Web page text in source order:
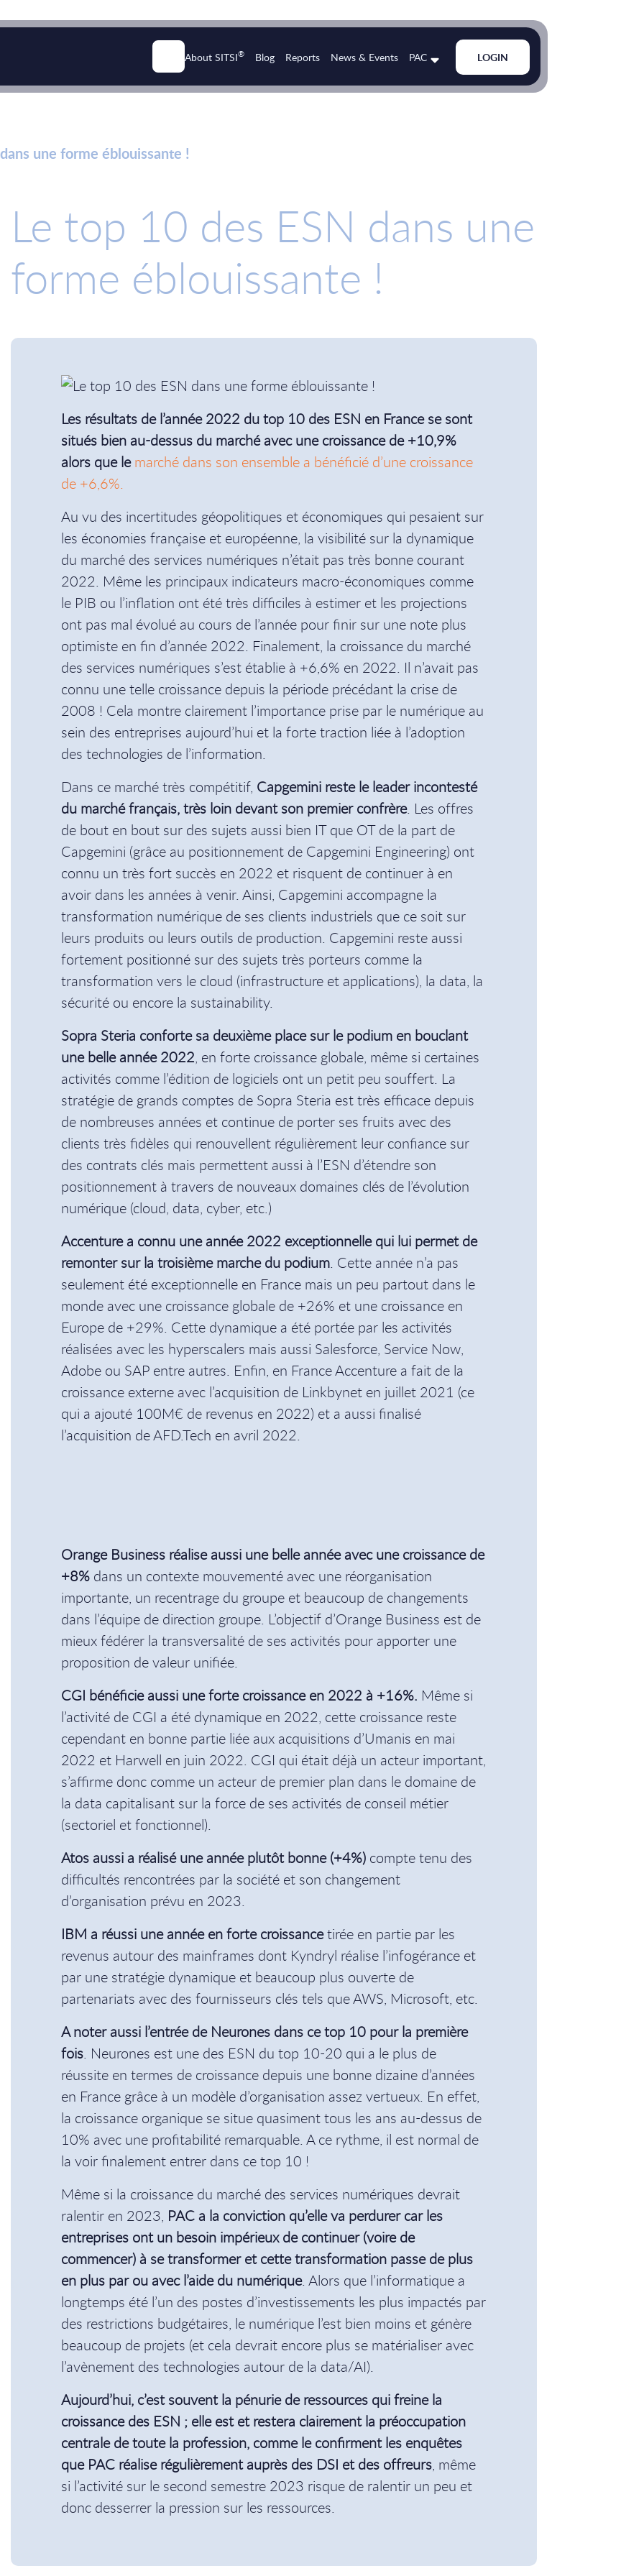
About SITSI® Blog Reports News & Events PAC LOGIN
une forme éblouissante !
Le top 10 des ESN dans une
forme éblouissante !
Les résultats de l’année 2022 du top 10 des ESN en France se sont
situés bien au-dessus du marché avec une croissance de +10,9%
alors que lemarché dans son ensemble a bénéficié d’une croissance
de +6,6%.
Au vu des incertitudes géopolitiques et économiques qui pesaient sur
les économies française et européenne, la visibilité sur la dynamique
du marché des services numériques n’était pas très bonne courant
2022. Même les principaux indicateurs macro-économiques comme
le PIB ou l’inflation ont été très difficiles à estimer et les projections
ont pas mal évolué au cours de l’année pour finir sur une note plus
optimiste en fin d’année 2022. Finalement, la croissance du marché
des services numériques s’est établie à +6,6% en 2022. Il n’avait pas
connu une telle croissance depuis la période précédant la crise de
2008 ! Cela montre clairement l’importance prise par le numérique au
sein des entreprises aujourd’hui et la forte traction liée à l’adoption
des technologies de l’information.
Dans ce marché très compétitif, Capgemini reste le leader incontesté
du marché français, très loin devant son premier confrère. Les offres
de bout en bout sur des sujets aussi bien IT que OT de la part de
Capgemini (grâce au positionnement de Capgemini Engineering) ont
connu un très fort succès en 2022 et risquent de continuer à en
avoir dans les années à venir. Ainsi, Capgemini accompagne la
transformation numérique de ses clients industriels que ce soit sur
leurs produits ou leurs outils de production. Capgemini reste aussi
fortement positionné sur des sujets très porteurs comme la
transformation vers le cloud (infrastructure et applications), la data, la
sécurité ou encore la sustainability.
Sopra Steria conforte sa deuxième place sur le podium en bouclant
une belle année 2022, en forte croissance globale, même si certaines
activités comme l’édition de logiciels ont un petit peu souffert. La
stratégie de grands comptes de Sopra Steria est très efficace depuis
de nombreuses années et continue de porter ses fruits avec des
clients très fidèles qui renouvellent régulièrement leur confiance sur
des contrats clés mais permettent aussi à l’ESN d’étendre son
positionnement à travers de nouveaux domaines clés de l’évolution
numérique (cloud, data, cyber, etc.)
Accenture a connu une année 2022 exceptionnelle qui lui permet de
remonter sur la troisième marche du podium. Cette année n’a pas
seulement été exceptionnelle en France mais un peu partout dans le
monde avec une croissance globale de +26% et une croissance en
Europe de +29%. Cette dynamique a été portée par les activités
réalisées avec les hyperscalers mais aussi Salesforce, Service Now,
Adobe ou SAP entre autres. Enfin, en France Accenture a fait de la
croissance externe avec l’acquisition de Linkbynet en juillet 2021 (ce
qui a ajouté 100M€ de revenus en 2022) et a aussi finalisé
l’acquisition de AFD.Tech en avril 2022.
Orange Business réalise aussi une belle année avec une croissance de
+8%dans un contexte mouvementé avec une réorganisation
importante, un recentrage du groupe et beaucoup de changements
dans l’équipe de direction groupe. L’objectif d’Orange Business est de
mieux fédérer la transversalité de ses activités pour apporter une
proposition de valeur unifiée.
CGI bénéficie aussi une forte croissance en 2022 à +16%. Même si
l’activité de CGI a été dynamique en 2022, cette croissance reste
cependant en bonne partie liée aux acquisitions d’Umanis en mai
2022 et Harwell en juin 2022. CGI qui était déjà un acteur important,
s’affirme donc comme un acteur de premier plan dans le domaine de
la data capitalisant sur la force de ses activités de conseil métier
(sectoriel et fonctionnel).
Atos aussi a réalisé une année plutôt bonne (+4%)compte tenu des
difficultés rencontrées par la société et son changement
d’organisation prévu en 2023.
IBM a réussi une année en forte croissancetirée en partie par les
revenus autour des mainframes dont Kyndryl réalise l’infogérance et
par une stratégie dynamique et beaucoup plus ouverte de
partenariats avec des fournisseurs clés tels que AWS, Microsoft, etc.
A noter aussi l’entrée de Neurones dans ce top 10 pour la première
fois. Neurones est une des ESN du top 10-20 qui a le plus de
réussite en termes de croissance depuis une bonne dizaine d’années
en France grâce à un modèle d’organisation assez vertueux. En effet,
la croissance organique se situe quasiment tous les ans au-dessus de
10% avec une profitabilité remarquable. A ce rythme, il est normal de
la voir finalement entrer dans ce top 10 !
Même si la croissance du marché des services numériques devrait
ralentir en 2023, PAC a la conviction qu’elle va perdurer car les
entreprises ont un besoin impérieux de continuer (voire de
commencer) à se transformer et cette transformation passe de plus
en plus par ou avec l’aide du numérique. Alors que l’informatique a
longtemps été l’un des postes d’investissements les plus impactés par
des restrictions budgétaires, le numérique l’est bien moins et génère
beaucoup de projets (et cela devrait encore plus se matérialiser avec
l’avènement des technologies autour de la data/AI).
Aujourd’hui, c’est souvent la pénurie de ressources qui freine la
croissance des ESN ; elle est et restera clairement la préoccupation
centrale de toute la profession, comme le confirment les enquêtes
que PAC réalise régulièrement auprès des DSI et des offreurs, même
si l’activité sur le second semestre 2023 risque de ralentir un peu et
donc desserrer la pression sur les ressources.